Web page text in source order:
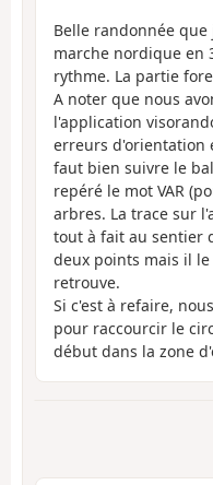
Belle randonnée
marche nordique en
rythme. La partie
A noter que nous
l'application
erreurs d'orientation
faut bien suivre le
repéré le mot VAR
arbres. La trace sur
tout à fait au sentier
deux points mais il
retrouve.
Si c'est à refaire,
pour raccourcir le
début dans la zone